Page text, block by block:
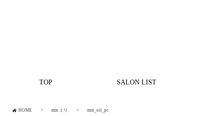
TOP SALON LIST
HOME mm ミリ mm_oil_pc